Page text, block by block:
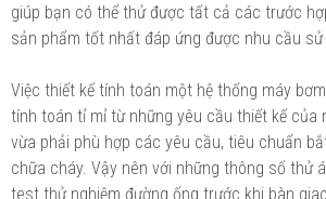
giúp bạn có thể thử được tất cả các trước
sản phẩm tốt nhất đáp ứng được nhu cầu sử
Việc thiết kế tính toán một hệ thống máy
tính toán tỉ mỉ từ những yêu cầu thiết kế của
vừa phải phù hợp các yêu cầu, tiêu chuẩn
chữa cháy. Vậy nên với những thông số thử
test thử nghiệm đường ống trước khi bàn